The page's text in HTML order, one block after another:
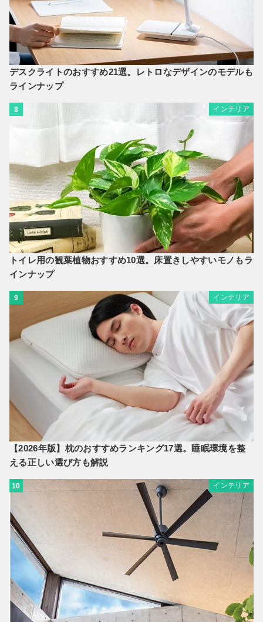
デスクライトのおすすめ21選。レトロなデザインのモデルも
ラインナップ
8 インテリア
トイレ用の観葉植物おすすめ10選。床置きしやすいモノもラ
インナップ
9 インテリア
【2026年版】枕のおすすめランキング17選。睡眠環境を整
える正しい選び方も解説
10 インテリア